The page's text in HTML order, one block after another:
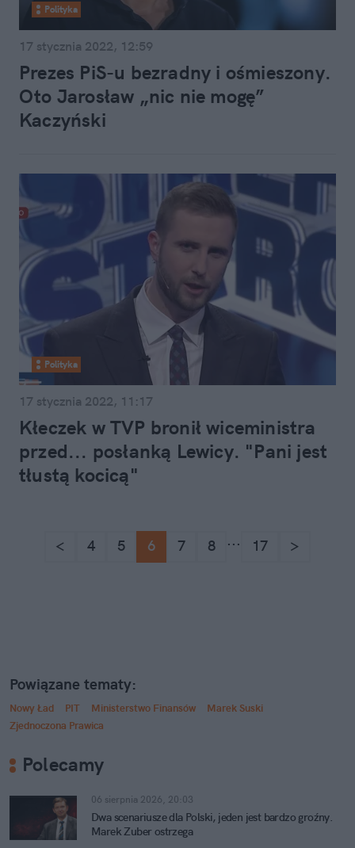
Polityka
17 stycznia 2022, 12:59
Prezes PiS-u bezradny i ośmieszony.
Oto Jarosław „nic nie mogę”
Kaczyński
Polityka
17 stycznia 2022, 11:17
Kłeczek w TVP bronił wiceministra
przed... posłanką Lewicy. "Pani jest
tłustą kocicą"
< 4 5 6 7 8 ... 17 >
Powiązane tematy:
Nowy Ład PIT Ministerstwo Finansów
Marek Suski
Zjednoczona Prawica
Polecamy
06 sierpnia 2026, 20:03
Dwa scenariusze dla Polski, jeden jest bardzo groźny.
Marek Zuber ostrzega